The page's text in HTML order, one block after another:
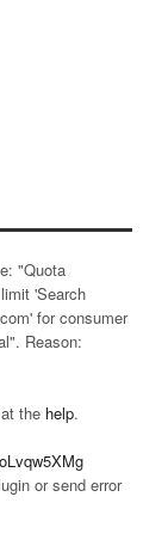
"Quota
'Search
for consumer
Reason:
the help.
or send error